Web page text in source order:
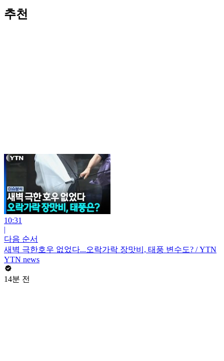
추천
10:31
|
다음 순서
새벽 극한호우 없었다...오락가락 장맛비, 태풍 변수도? / YTN
YTN news
14분 전